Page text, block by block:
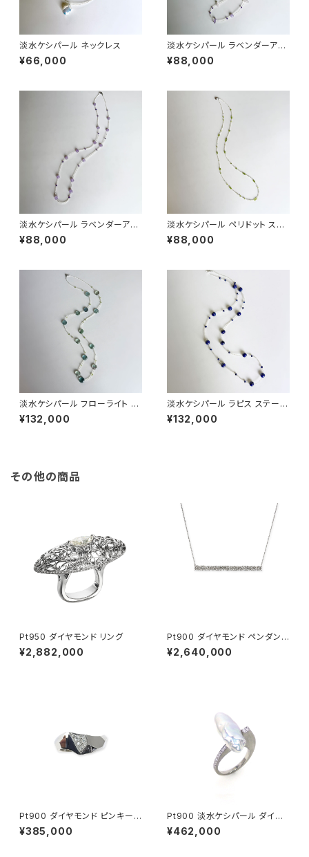
淡水ケシパール ネックレス
¥66,000
淡水ケシパール ラベンダーアメ
シスト ステーションネックレス
¥88,000
淡水ケシパール ラベンダーアメ
シスト ステーションネックレス
¥88,000
淡水ケシパール ペリドット ステ
ーションネックレス
¥88,000
淡水ケシパール フローライト ペ
リドット ステーションネックレス
¥132,000
淡水ケシパール ラピス ステーシ
ョンネックレス
¥132,000
その他の商品
Pt950 ダイヤモンド リング
¥2,882,000
Pt900 ダイヤモンド ペンダント
ネックレス
¥2,640,000
Pt900 ダイヤモンド ピンキーリ
ング
¥385,000
Pt900 淡水ケシパール ダイヤ
モンド リング
¥462,000